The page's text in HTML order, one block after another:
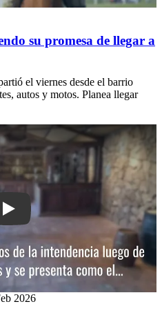
su promesa de llegar a
el viernes desde el barrio
autos y motos. Planea llegar
Play: Pueblo Gaucho pasó a manos
2026